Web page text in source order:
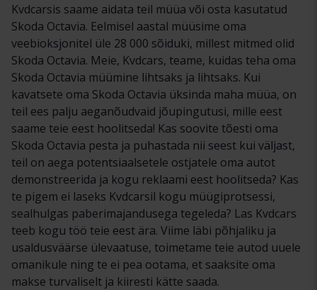
Kvdcarsis saame aidata teil müüa või osta kasutatud
Skoda Octavia. Eelmisel aastal müüsime oma
veebioksjonitel üle 28 000 sõiduki, millest mitmed olid
Skoda Octavia. Meie, Kvdcars, teame, kuidas teha oma
Skoda Octavia müümine lihtsaks ja lihtsaks. Kui
kavatsete oma Skoda Octavia üksinda maha müüa, on
teil ees palju aeganõudvaid jõupingutusi, mille eest
saame teie eest hoolitseda! Kas soovite tõesti oma
Skoda Octavia pesta ja puhastada nii seest kui väljast,
teil on aega potentsiaalsetele ostjatele oma autot
demonstreerida ja kogu reklaami eest hoolitseda? Kas
te pigem ei laseks Kvdcarsil kogu müügiprotsessi,
sealhulgas paberimajandusega tegeleda? Las Kvdcars
teeb kogu töö teie eest ära. Viime läbi põhjaliku ja
usaldusväärse ülevaatuse, toimetame teie autod uuele
omanikule ning te ei pea ootama, et saaksite oma
makse turvaliselt ja kiiresti kätte saada.